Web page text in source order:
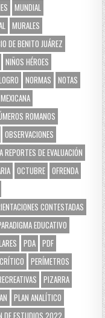
MUNDIAL
MURALES
DE BENITO JUÁREZ
NIÑOS HÉROES
NORMAS
NOTAS
ROMANOS
OBSERVACIONES
REPORTES DE EVALUACIÓN
OCTUBRE OFRENDA
CONTESTADAS
EDUCATIVO
PDA PDF
PERÍMETROS
PIZARRA
PLAN ANALÍTICO
DE ESTUDIOS 2022